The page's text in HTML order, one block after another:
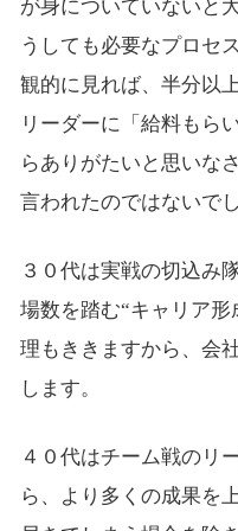
が身についていないと
うしても必要なプロセ
観的に見れば、半分以
リーダーに「給料もら
らありがたいと思い
言われたのではないで
３０代は実戦の切込み
場数を踏む“キャリア
理もききますから、会
します。
４０代はチーム戦のリ
ら、より多くの成果を